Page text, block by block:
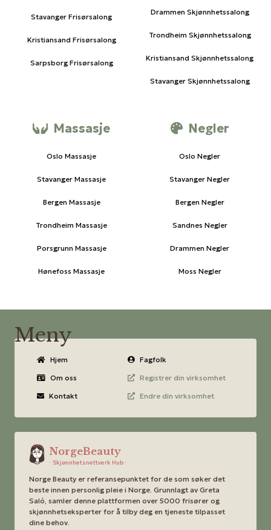
Stavanger Frisørsalong
Kristiansand Frisørsalong
Sarpsborg Frisørsalong
Drammen Skjønnhetssalong
Trondheim Skjønnhetssalong
Kristiansand Skjønnhetssalong
Stavanger Skjønnhetssalong
Massasje
Oslo Massasje
Stavanger Massasje
Bergen Massasje
Trondheim Massasje
Porsgrunn Massasje
Hønefoss Massasje
Negler
Oslo Negler
Stavanger Negler
Bergen Negler
Sandnes Negler
Drammen Negler
Moss Negler
Meny
Hjem
Om oss
Kontakt
Fagfolk
Registrer din virksomhet
Endre din virksomhet
NorgeBeauty
· Skjønnhetsnettverk Hub ·
Norge Beauty er referansepunktet for de som søker det
beste innen personlig pleie i Norge. Grunnlagt av Greta
Saló, samler denne plattformen over 5000 frisører og
skjønnhetseksperter for å tilby deg en tjeneste tilpasset
dine behov.